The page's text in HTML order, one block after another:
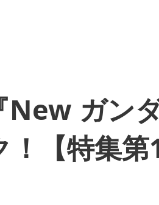
New ガン
【特集第